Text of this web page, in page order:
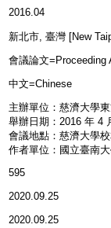
2016.04
新北市, 臺灣 [New
會議論文=Proceeding
中文=Chinese
主辦單位：慈濟大學
舉辦日期：2016 年 4
會議地點：慈濟大學
作者單位：國立臺南
595
2020.09.25
2020.09.25